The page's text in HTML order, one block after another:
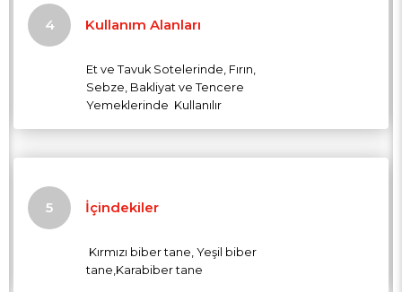
Kullanım Alanları
Et ve Tavuk Sotelerinde, Fırın,
Sebze, Bakliyat ve Tencere
Yemeklerinde Kullanılır
İçindekiler
Kırmızı biber tane, Yeşil biber
tane,Karabiber tane